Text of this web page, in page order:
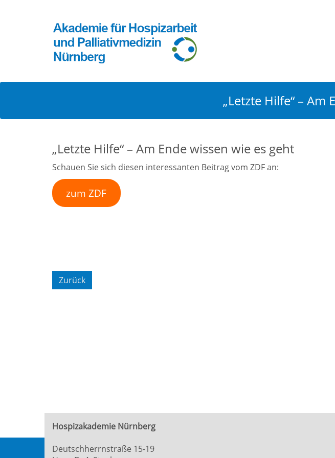
„Letzte Hilfe“ – Am
„Letzte Hilfe“ – Am Ende wissen wie es geht
Schauen Sie sich diesen interessanten Beitrag vom ZDF an:
zum ZDF
Zurück
Hospizakademie Nürnberg
Deutschherrnstraße 15-19